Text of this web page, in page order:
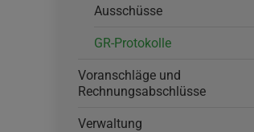
Ausschüsse
GR-Protokolle
Voranschläge und
Rechnungsabschlüsse
Verwaltung